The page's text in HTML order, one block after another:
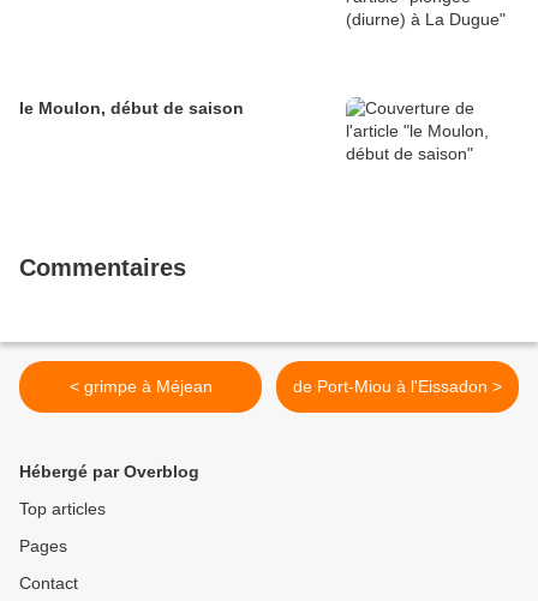
le Moulon, début de saison
Commentaires
< grimpe à Méjean de Port-Miou à l'Eissadon >
Hébergé par Overblog
Top articles
Pages
Contact